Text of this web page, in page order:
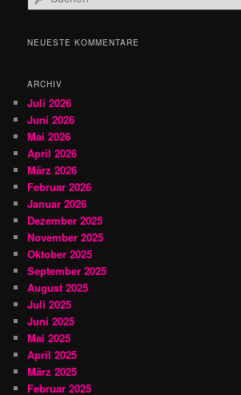
u
h
NEUESTE KOMMENTARE
ARCHIV
Juli 2026
Juni 2026
Mai 2026
April 2026
März 2026
Februar 2026
Januar 2026
Dezember 2025
November 2025
Oktober 2025
September 2025
August 2025
Juli 2025
Juni 2025
Mai 2025
April 2025
März 2025
Februar 2025